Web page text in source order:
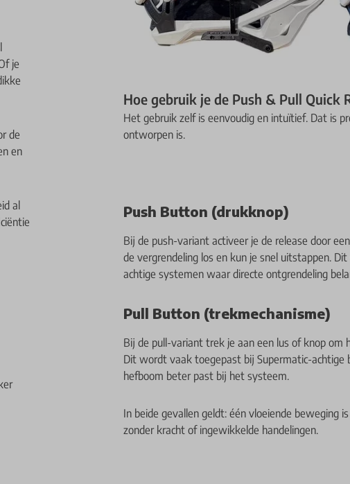
je
de
en
al
Hoe gebruik je de Push & Pull Quick
Het gebruik zelf is eenvoudig en intuïtief. Dat is
ontworpen is.
Push Button (drukknop)
Bij de push-variant activeer je de release door
de vergrendeling los en kun je snel uitstappen.
achtige systemen waar directe ontgrendeling
Pull Button (trekmechanisme)
Bij de pull-variant trek je aan een lus of knop om
Dit wordt vaak toegepast bij Supermatic-achtige
hefboom beter past bij het systeem.
In beide gevallen geldt: één vloeiende beweging
zonder kracht of ingewikkelde handelingen.